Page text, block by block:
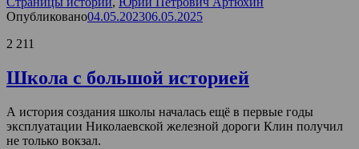
Опубликовано04.05.202306.05.2025
2 211
Школа с большой историей
А история создания школы началась ещё в первые годы
эксплуатации Николаевской железной дороги Клин получил
не только вокзал.